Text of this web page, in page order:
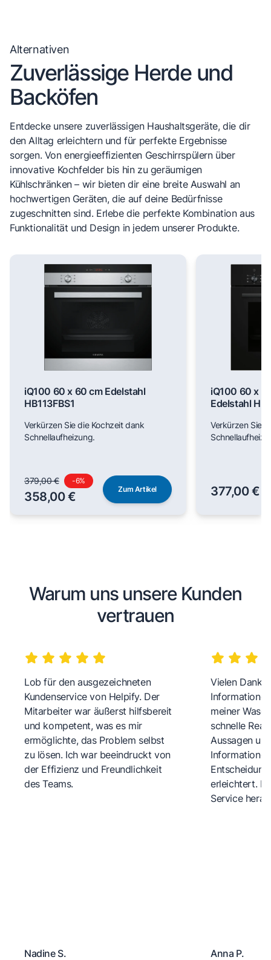
Alternativen
Zuverlässige Herde und
Backöfen
Entdecke unsere zuverlässigen Haushaltsgeräte, die dir
den Alltag erleichtern und für perfekte Ergebnisse
sorgen. Von energieeffizienten Geschirrspülern über
innovative Kochfelder bis hin zu geräumigen
Kühlschränken – wir bieten dir eine breite Auswahl an
hochwertigen Geräten, die auf deine Bedürfnisse
zugeschnitten sind. Erlebe die perfekte Kombination aus
Funktionalität und Design in jedem unserer Produkte.
iQ100 60 x 60 cm Edelstahl
HB113FBS1
Verkürzen Sie die Kochzeit dank
Schnellaufheizung.
379,00 € -6%
358,00 €
Zum Artikel
iQ100 60 x
Edelstahl
Verkürzen Sie
377,00 €
Warum uns unsere Kunden
vertrauen
Lob für den ausgezeichneten
Kundenservice von Helpify. Der
Mitarbeiter war äußerst hilfsbereit
und kompetent, was es mir
ermöglichte, das Problem selbst
zu lösen. Ich war beeindruckt von
der Effizienz und Freundlichkeit
des Teams.
Nadine S.
Vielen Dank
meiner
schnelle
Aussagen
erleichtert.
Service
Anna P.